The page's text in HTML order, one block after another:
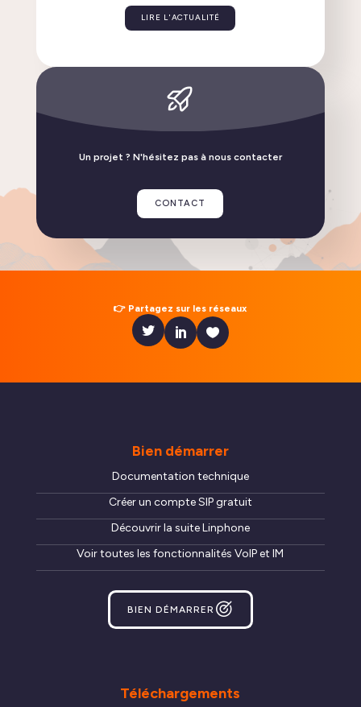
Linphone évolue : découvrez la nouvelle version 6.2
LIRE L'ACTUALITÉ
Flexisip 2.6, découvrez les nouveautés de cette
version
LIRE L'ACTUALITÉ
Nous serons au salon Souveraineté Numérique
Un projet ? N'hésitez pas à nous contacter
CONTACT
👉 Partagez sur les réseaux
Bien démarrer
Documentation technique
Créer un compte SIP gratuit
Découvrir la suite Linphone
Voir toutes les fonctionnalités VoIP et IM
BIEN DÉMARRER
Téléchargements